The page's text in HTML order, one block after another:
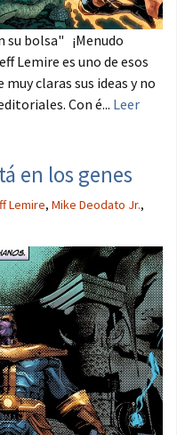
su bolsa" ¡Menudo
Lemire es uno de esos
claras sus ideas y no
Con é... Leer
en los genes
Lemire, Mike Deodato Jr.,